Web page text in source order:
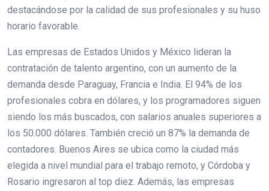
destacándose por la calidad de sus profesionales y su huso
horario favorable.
Las empresas de Estados Unidos y México lideran la
contratación de talento argentino, con un aumento de la
demanda desde Paraguay, Francia e India. El 94% de los
profesionales cobra en dólares, y los programadores siguen
siendo los más buscados, con salarios anuales superiores a
los 50.000 dólares. También creció un 87% la demanda de
contadores. Buenos Aires se ubica como la ciudad más
elegida a nivel mundial para el trabajo remoto, y Córdoba y
Rosario ingresaron al top diez. Además, las empresas